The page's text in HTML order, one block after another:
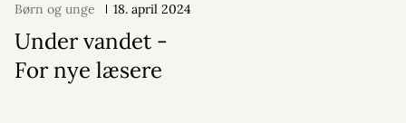
Børn og unge 18. april 2024
Under vandet -
For nye læsere